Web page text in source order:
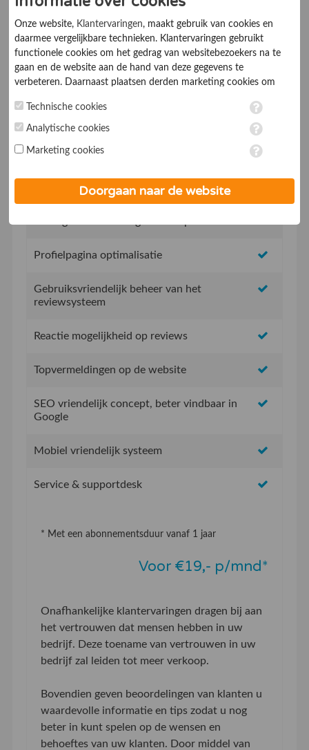
Ik ga akkoord met de Algemene voorwaarden
Social Media integratie om uw reviews te delen
Uw eigen review promotie link
Profielpagina optimalisatie
Gebruiksvriendelijk beheer van het
reviewsysteem
Reactie mogelijkheid op reviews
Topvermeldingen op de website
SEO vriendelijk concept, beter vindbaar in
Google
Mobiel vriendelijk systeem
Service & supportdesk
* Met een abonnementsduur vanaf 1 jaar
Voor €19,- p/mnd*
Onafhankelijke klantervaringen dragen bij aan
het vertrouwen dat mensen hebben in uw
bedrijf. Deze toename van vertrouwen in uw
bedrijf zal leiden tot meer verkoop.
Bovendien geven beoordelingen van klanten u
waardevolle informatie en tips zodat u nog
beter in kunt spelen op de wensen en
behoeftes van uw klanten. Door middel van
Onze website, Klantervaringen, maakt gebruik van cookies en
daarmee vergelijkbare technieken. Klantervaringen gebruikt
functionele cookies om het gedrag van websitebezoekers na te
gaan en de website aan de hand van deze gegevens te
verbeteren. Daarnaast plaatsen derden marketing cookies om
marketing cookies worden persoonsgegevens verwerkt. Je geeft
toestemming voor deze verwerking wanneer je hieronder een
op ieder moment aanpassen in de
. Lees voor meer
Technische cookies
Analytische cookies
Marketing cookies
Doorgaan naar de website